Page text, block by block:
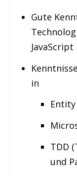
Gute
in
TDD
und